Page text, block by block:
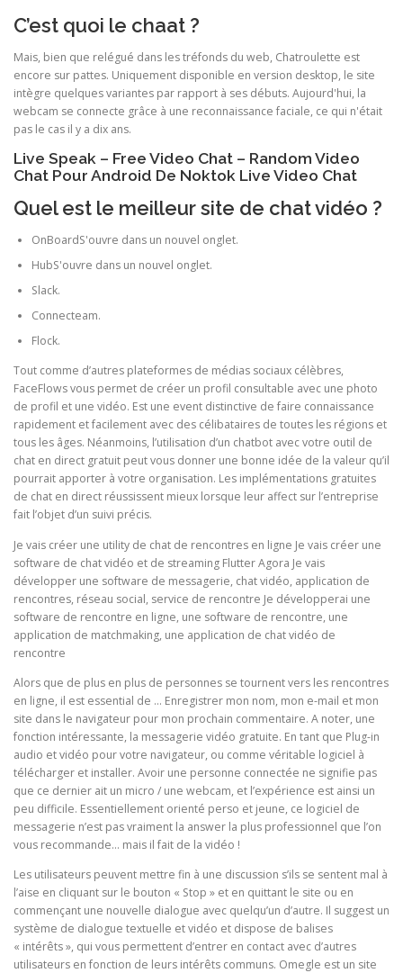
C’est quoi le chaat ?
Mais, bien que relégué dans les tréfonds du web, Chatroulette est
encore sur pattes. Uniquement disponible en version desktop, le site
intègre quelques variantes par rapport à ses débuts. Aujourd'hui, la
webcam se connecte grâce à une reconnaissance faciale, ce qui n'était
pas le cas il y a dix ans.
Live Speak – Free Video Chat – Random Video
Chat Pour Android De Noktok Live Video Chat
Quel est le meilleur site de chat vidéo ?
OnBoardS'ouvre dans un nouvel onglet.
HubS'ouvre dans un nouvel onglet.
Slack.
Connecteam.
Flock.
Tout comme d’autres plateformes de médias sociaux célèbres,
FaceFlows vous permet de créer un profil consultable avec une photo
de profil et une vidéo. Est une event distinctive de faire connaissance
rapidement et facilement avec des célibataires de toutes les régions et
tous les âges. Néanmoins, l’utilisation d’un chatbot avec votre outil de
chat en direct gratuit peut vous donner une bonne idée de la valeur qu’il
pourrait apporter à votre organisation. Les implémentations gratuites
de chat en direct réussissent mieux lorsque leur affect sur l’entreprise
fait l’objet d’un suivi précis.
Je vais créer une utility de chat de rencontres en ligne Je vais créer une
software de chat vidéo et de streaming Flutter Agora Je vais
développer une software de messagerie, chat vidéo, application de
rencontres, réseau social, service de rencontre Je développerai une
software de rencontre en ligne, une software de rencontre, une
application de matchmaking, une application de chat vidéo de
rencontre
Alors que de plus en plus de personnes se tournent vers les rencontres
en ligne, il est essential de … Enregistrer mon nom, mon e-mail et mon
site dans le navigateur pour mon prochain commentaire. A noter, une
fonction intéressante, la messagerie vidéo gratuite. En tant que Plug-in
audio et vidéo pour votre navigateur, ou comme véritable logiciel à
télécharger et installer. Avoir une personne connectée ne signifie pas
que ce dernier ait un micro / une webcam, et l’expérience est ainsi un
peu difficile. Essentiellement orienté perso et jeune, ce logiciel de
messagerie n’est pas vraiment la answer la plus professionnel que l’on
vous recommande… mais il fait de la vidéo !
Les utilisateurs peuvent mettre fin à une discussion s’ils se sentent mal à
l’aise en cliquant sur le bouton « Stop » et en quittant le site ou en
commençant une nouvelle dialogue avec quelqu’un d’autre. Il suggest un
système de dialogue textuelle et vidéo et dispose de balises
« intérêts », qui vous permettent d’entrer en contact avec d’autres
utilisateurs en fonction de leurs intérêts communs. Omegle est un site